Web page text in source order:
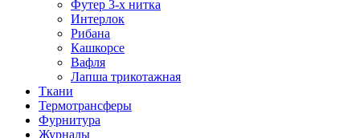
Футер 3-х нитка
Интерлок
Рибана
Кашкорсе
Вафля
Лапша трикотажная
Ткани
Термотрансферы
Фурнитура
Журналы